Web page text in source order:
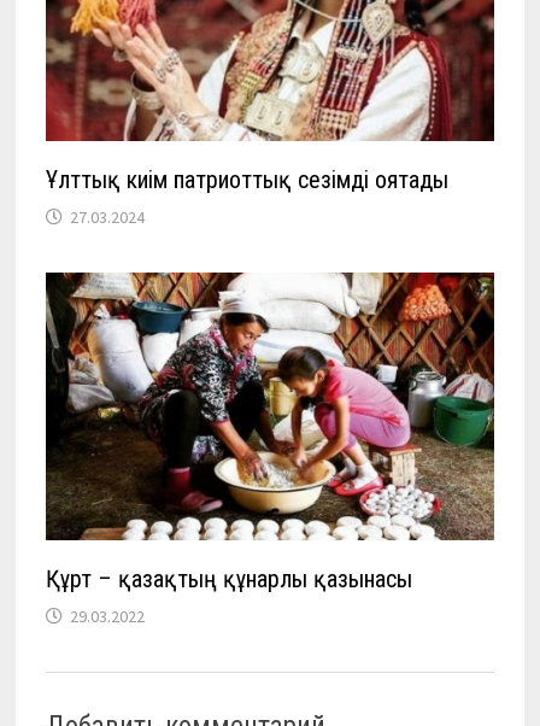
Ұлттық киім патриоттық сезімді оятады
27.03.2024
Құрт – қазақтың құнарлы қазынасы
29.03.2022